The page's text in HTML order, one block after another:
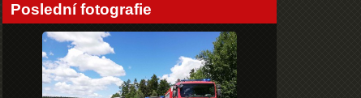
Poslední fotografie